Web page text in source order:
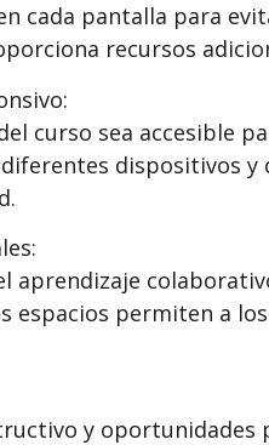
cada pantalla para
recursos
curso sea accesible
dispositivos
aprendizaje
espacios permiten a
y